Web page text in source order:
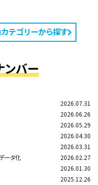
カテゴリーから探す
ンバー
2026.07.31
2026.06.26
2026.05.29
2026.04.30
2026.03.31
ータ化
2026.02.27
2026.01.30
2025.12.26